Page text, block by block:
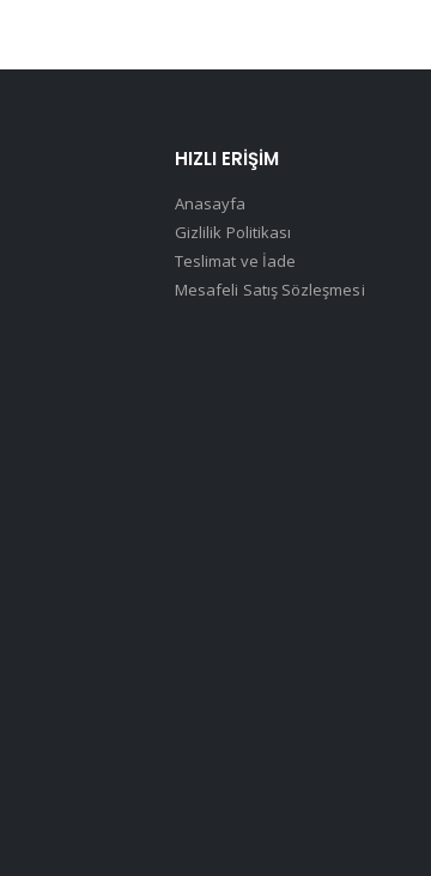
HIZLI ERIŞIM
Anasayfa
Gizlilik Politikası
Teslimat ve İade
Mesafeli Satış Sözleşmesi